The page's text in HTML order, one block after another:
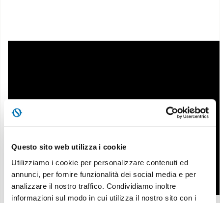
Questo sito web utilizza i cookie
Utilizziamo i cookie per personalizzare contenuti ed
annunci, per fornire funzionalità dei social media e per
analizzare il nostro traffico. Condividiamo inoltre
informazioni sul modo in cui utilizza il nostro sito con i